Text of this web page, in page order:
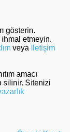
gösterin.
ihmal etmeyin.
veya
İletişim
amacı
silinir. Sitenizi